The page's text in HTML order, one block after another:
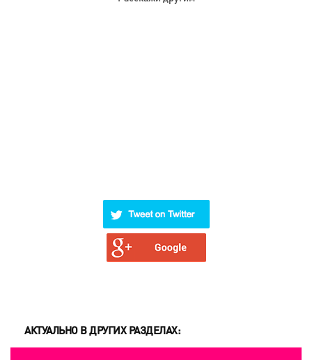
АКТУАЛЬНО В ДРУГИХ РАЗДЕЛАХ: